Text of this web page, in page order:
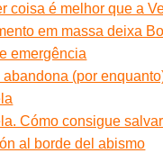
coisa é melhor que a
em massa deixa
emergência
abandona (por
Cómo consigue
al borde del abismo